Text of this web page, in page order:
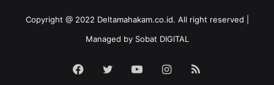
Copyright @ 2022 Deltamahakam.co.id. All right reserved |
Managed by Sobat DIGITAL
Facebook
Twitter YouTubeInstagram